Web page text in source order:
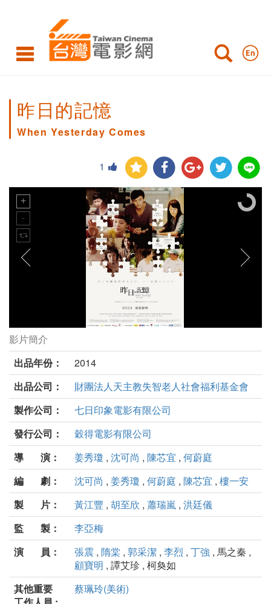
昨日的記憶
When Yesterday Comes
1
昨日的記憶劇照
影片簡介
出品年份：
2014
出品公司：
財團法人天主教失智老人社會福利基金會
製作公司：
七日印象電影有限公司
發行公司：
穀得電影有限公司
導 演：
姜秀瓊 , 沈可尚 , 陳芯宜 , 何蔚庭
編 劇：
沈可尚 , 姜秀瓊 , 何蔚庭 , 陳芯宜 , 樓一安
製 片：
黃江豐 , 胡至欣 , 蕭瑞嵐 , 洪廷儀
監 製：
李亞梅
演 員：
張震 , 隋棠 , 郭采潔 , 李烈 , 丁強 , 馬之秦 ,
顧寶明 , 譚艾珍 , 柯奐如
其他重要
蔡珮玲(美術)